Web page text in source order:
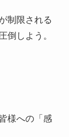
制限される
倒しよう。
様への「感